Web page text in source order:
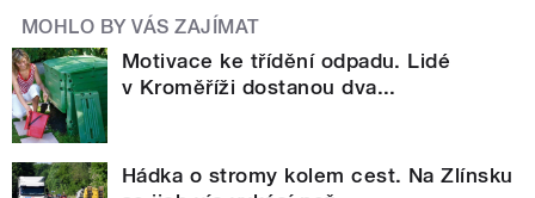
MOHLO BY VÁS ZAJÍMAT
Motivace ke třídění odpadu. Lidé
v Kroměříži dostanou dva...
Hádka o stromy kolem cest. Na Zlínsku